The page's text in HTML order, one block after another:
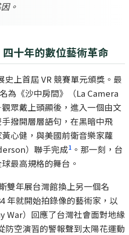
。
十年的數位藝術革命
史上首屆 VR 競賽單元頒獎。最
為《沙中房間》（La Camera
眾戴上頭顯後，進入一個由文
撥開層層語句，在黑暗中飛
心健，與美國前衛音樂家蘿
）聯手完成1 。那一刻，台
最高規格的舞台。
雙年展台灣館換上另一個名
年就開始拍錄像的藝術家，以
War）回應了台灣社會面對地緣
防空演習的警報聲到太陽花運動